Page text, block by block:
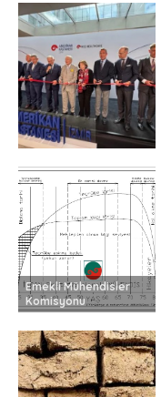
Emekli Mühendisler
Komisyonu